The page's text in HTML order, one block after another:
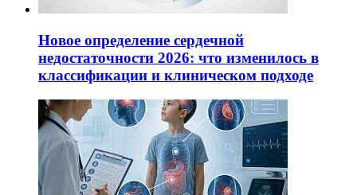
Новое определение сердечной
недостаточности 2026: что изменилось в
классификации и клиническом подходе